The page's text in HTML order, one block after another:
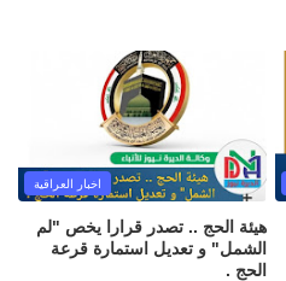
اخبار العراقية
هيئة الحج .. تصدر قرارا يخص "لم
الشمل" و تعديل استمارة قرعة
الحج .